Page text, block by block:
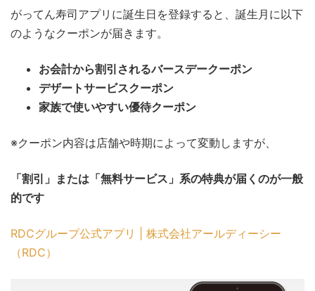
がってん寿司アプリに誕生日を登録すると、誕生月に以下
のようなクーポンが届きます。
お会計から割引されるバースデークーポン
デザートサービスクーポン
家族で使いやすい優待クーポン
※クーポン内容は店舗や時期によって変動しますが、
「割引」または「無料サービス」系の特典が届くのが一般
的です
RDCグループ公式アプリ | 株式会社アールディーシー
（RDC）